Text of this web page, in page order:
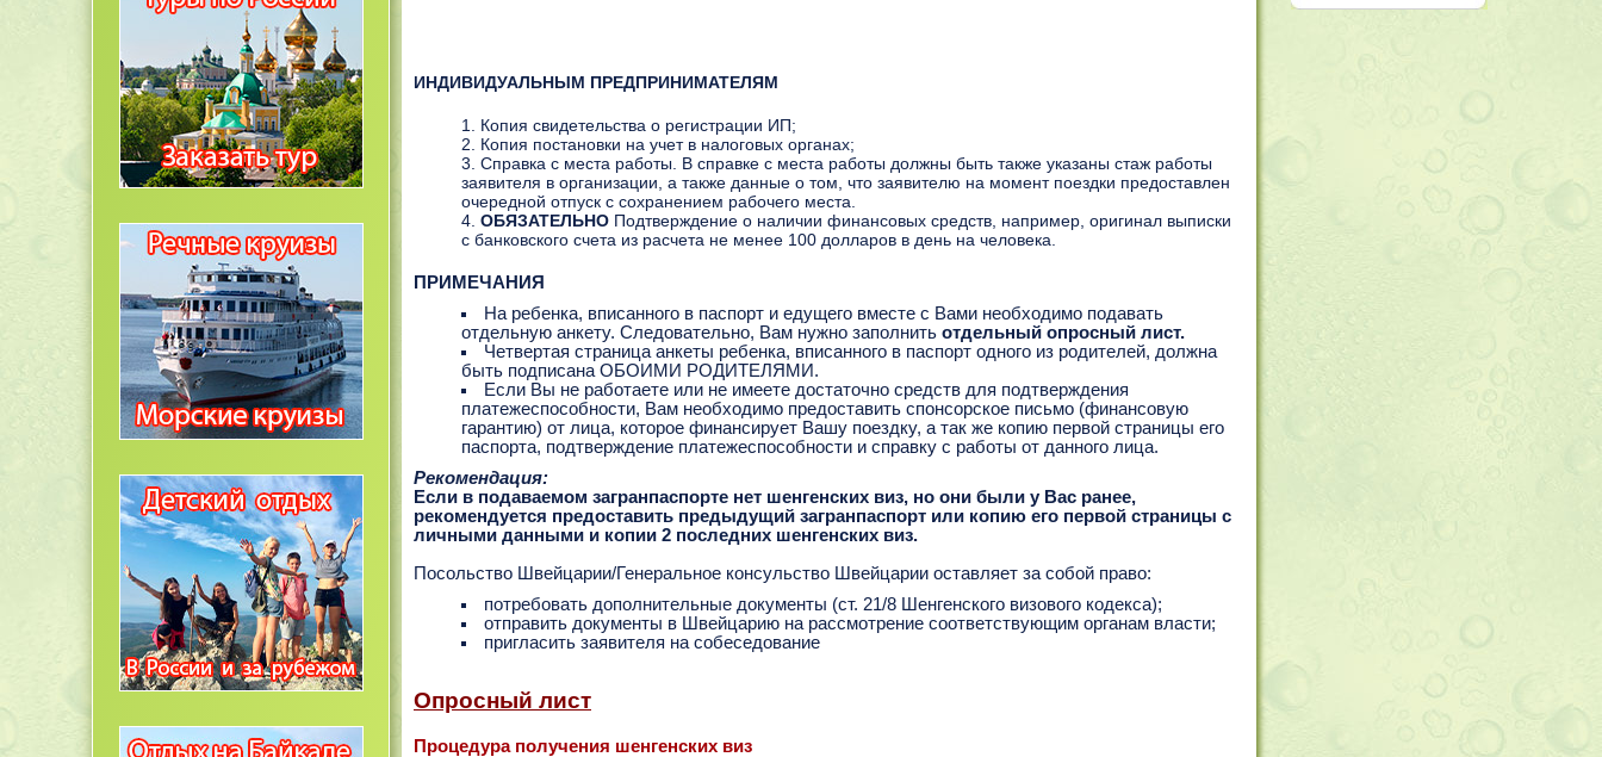
ИНДИВИДУАЛЬНЫМ ПРЕДПРИНИМАТЕЛЯМ
Копия свидетельства о регистрации ИП;
Копия постановки на учет в налоговых органах;
Справка с места работы. В справке с места работы должны быть также указаны стаж работы
заявителя в организации, а также данные о том, что заявителю на момент поездки предоставлен
очередной отпуск с сохранением рабочего места.
ОБЯЗАТЕЛЬНО Подтверждение о наличии финансовых средств, например, оригинал выписки
с банковского счета из расчета не менее 100 долларов в день на человека.
ПРИМЕЧАНИЯ
На ребенка, вписанного в паспорт и едущего вместе с Вами необходимо подавать
отдельную анкету. Следовательно, Вам нужно заполнить отдельный опросный лист.
Четвертая страница анкеты ребенка, вписанного в паспорт одного из родителей, должна
быть подписана ОБОИМИ РОДИТЕЛЯМИ.
Если Вы не работаете или не имеете достаточно средств для подтверждения
платежеспособности, Вам необходимо предоставить спонсорское письмо (финансовую
гарантию) от лица, которое финансирует Вашу поездку, а так же копию первой страницы его
паспорта, подтверждение платежеспособности и справку с работы от данного лица.
Рекомендация:
Если в подаваемом загранпаспорте нет шенгенских виз, но они были у Вас ранее,
рекомендуется предоставить предыдущий загранпаспорт или копию его первой страницы с
личными данными и копии 2 последних шенгенских виз.
Посольство Швейцарии/Генеральное консульство Швейцарии оставляет за собой право:
потребовать дополнительные документы (cт. 21/8 Шенгенского визового кодекса);
отправить документы в Швейцарию на рассмотрение соответствующим органам власти;
пригласить заявителя на собеседование
Опросный лист
Процедура получения шенгенских виз